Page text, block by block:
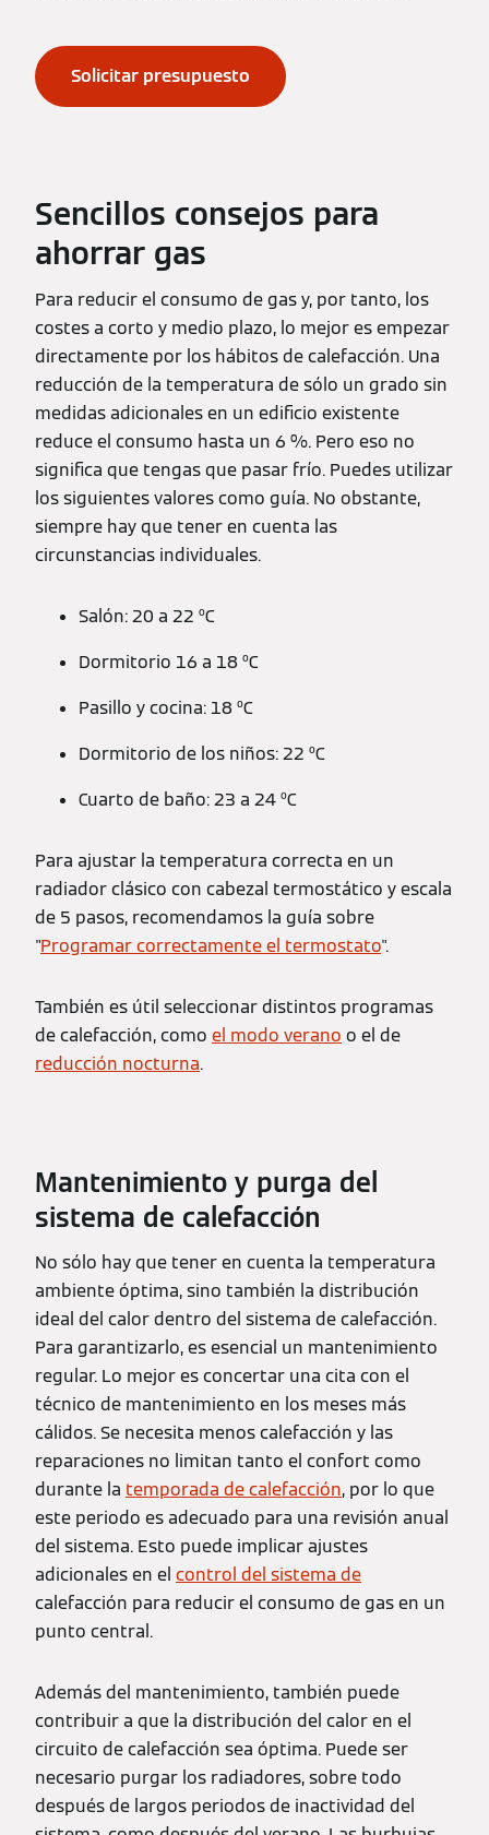
Solicitar presupuesto
Sencillos consejos para
ahorrar gas
Para reducir el consumo de gas y, por tanto, los
costes a corto y medio plazo, lo mejor es empezar
directamente por los hábitos de calefacción. Una
reducción de la temperatura de sólo un grado sin
medidas adicionales en un edificio existente
reduce el consumo hasta un 6 %. Pero eso no
significa que tengas que pasar frío. Puedes utilizar
los siguientes valores como guía. No obstante,
siempre hay que tener en cuenta las
circunstancias individuales.
Salón: 20 a 22 ºC
Dormitorio 16 a 18 ºC
Pasillo y cocina: 18 ºC
Dormitorio de los niños: 22 ºC
Cuarto de baño: 23 a 24 ºC
Para ajustar la temperatura correcta en un
radiador clásico con cabezal termostático y escala
de 5 pasos, recomendamos la guía sobre
"Programar correctamente el termostato".
También es útil seleccionar distintos programas
de calefacción, como el modo verano o el de
reducción nocturna.
Mantenimiento y purga del
sistema de calefacción
No sólo hay que tener en cuenta la temperatura
ambiente óptima, sino también la distribución
ideal del calor dentro del sistema de calefacción.
Para garantizarlo, es esencial un mantenimiento
regular. Lo mejor es concertar una cita con el
técnico de mantenimiento en los meses más
cálidos. Se necesita menos calefacción y las
reparaciones no limitan tanto el confort como
durante la temporada de calefacción, por lo que
este periodo es adecuado para una revisión anual
del sistema. Esto puede implicar ajustes
adicionales en el control del sistema de
calefacción para reducir el consumo de gas en un
punto central.
Además del mantenimiento, también puede
contribuir a que la distribución del calor en el
circuito de calefacción sea óptima. Puede ser
necesario purgar los radiadores, sobre todo
después de largos periodos de inactividad del